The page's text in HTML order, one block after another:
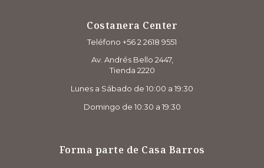
Costanera Center
Teléfono +56 2 2618 9551
Av. Andrés Bello 2447,
Tienda 2220
Lunes a Sábado de 10:00 a 19:30
Domingo de 10:30 a 19:30
Forma parte de Casa Barros